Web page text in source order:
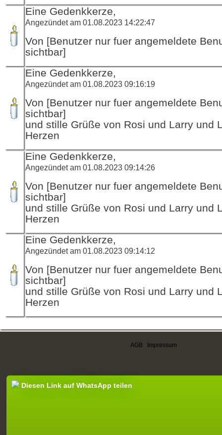
Eine Gedenkkerze,
Angezündet am 01.08.2023 14:22:47
Von [Benutzer nur fuer angemeldete
sichtbar]
Eine Gedenkkerze,
Angezündet am 01.08.2023 09:16:19
Von [Benutzer nur fuer angemeldete
sichtbar]
und stille Grüße von Rosi und Larry und
Herzen
Eine Gedenkkerze,
Angezündet am 01.08.2023 09:14:26
Von [Benutzer nur fuer angemeldete
sichtbar]
und stille Grüße von Rosi und Larry und
Herzen
Eine Gedenkkerze,
Angezündet am 01.08.2023 09:14:12
Von [Benutzer nur fuer angemeldete
sichtbar]
und stille Grüße von Rosi und Larry und
Herzen
AGB Impressum
Diesen Link auf WhatsApp teilen